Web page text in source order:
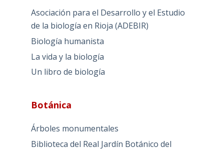
Asociación para el Desarrollo y el Estudio
de la biología en Rioja (ADEBIR)
Biología humanista
La vida y la biología
Un libro de biología
Botánica
Árboles monumentales
Biblioteca del Real Jardín Botánico del